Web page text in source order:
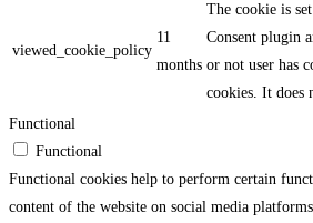
viewed_cookie_policy
11
months
The cookie is
Consent plugin
or not user has
cookies. It does
Functional
Functional
Functional cookies help to perform certain
content of the website on social media